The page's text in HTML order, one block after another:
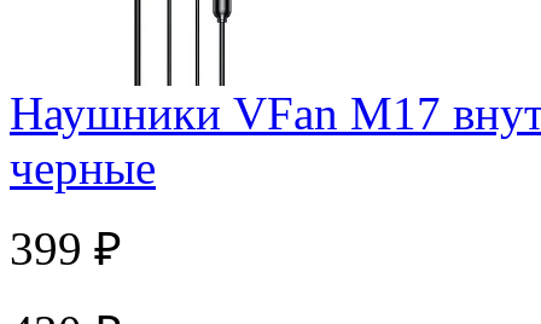
Наушники VFan M17
черные
399 ₽